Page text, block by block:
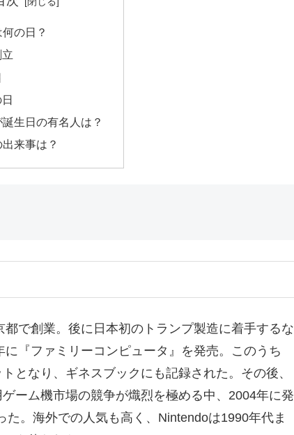
の日？
生日の有名人は？
来事は？
で創業。後に日本初のトランプ製造に着手するな
『ファミリーコンピュータ』を発売。このうち
となり、ギネスブックにも記録された。その後、
ーム機市場の競争が熾烈を極める中、2004年に発
。海外での人気も高く、Nintendoは1990年代ま